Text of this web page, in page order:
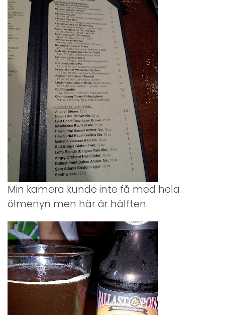
Min kamera kunde inte få med hela
ölmenyn men här är hälften.